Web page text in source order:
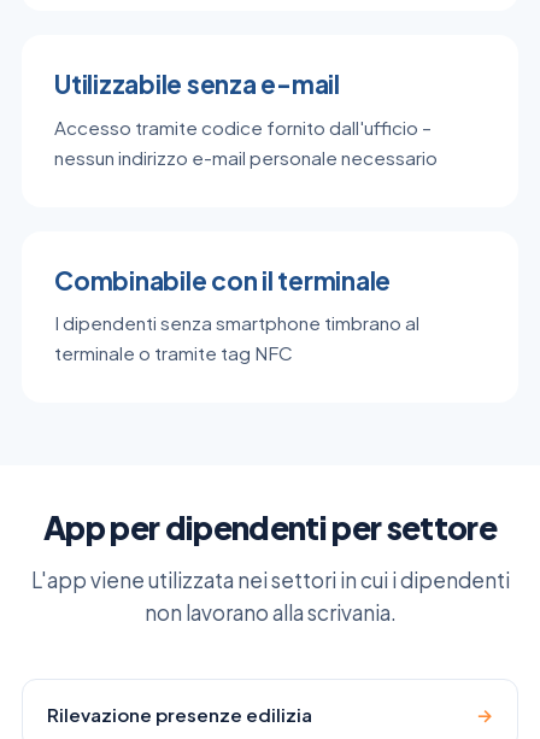
Utilizzabile senza e-mail
Accesso tramite codice fornito dall'ufficio –
nessun indirizzo e-mail personale necessario
Combinabile con il terminale
I dipendenti senza smartphone timbrano al
terminale o tramite tag NFC
App per dipendenti per settore
L'app viene utilizzata nei settori in cui i dipendenti
non lavorano alla scrivania.
Rilevazione presenze edilizia →